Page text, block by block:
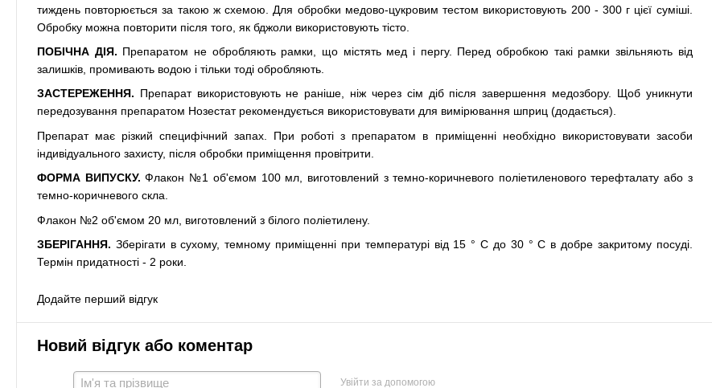
тиждень повторюється за такою ж схемою. Для обробки медово-цукровим тестом використовують 200 - 300 г цієї суміші.
Обробку можна повторити після того, як бджоли використовують тісто.
ПОБІЧНА ДІЯ. Препаратом не обробляють рамки, що містять мед і пергу. Перед обробкою такі рамки звільняють від
залишків, промивають водою і тільки тоді обробляють.
ЗАСТЕРЕЖЕННЯ. Препарат використовують не раніше, ніж через сім діб після завершення медозбору. Щоб уникнути
передозування препаратом Нозестат рекомендується використовувати для вимірювання шприц (додається).
Препарат має різкий специфічний запах. При роботі з препаратом в приміщенні необхідно використовувати засоби
індивідуального захисту, після обробки приміщення провітрити.
ФОРМА ВИПУСКУ. Флакон №1 об'ємом 100 мл, виготовлений з темно-коричневого поліетиленового терефталату або з
темно-коричневого скла.
Флакон №2 об'ємом 20 мл, виготовлений з білого поліетилену.
ЗБЕРІГАННЯ. Зберігати в сухому, темному приміщенні при температурі від 15 ° С до 30 ° С в добре закритому посуді.
Термін придатності - 2 роки.
Додайте перший відгук
Новий відгук або коментар
Увійти за допомогою